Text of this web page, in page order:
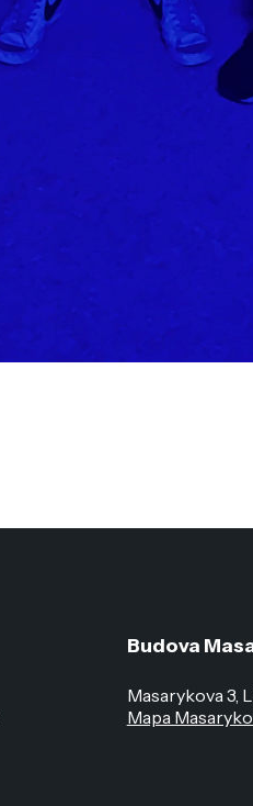
Budova
Masarykova 3,
Mapa